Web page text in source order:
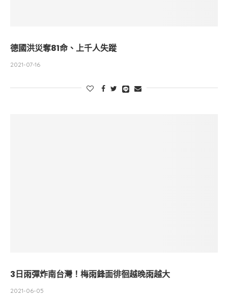
德國洪災奪81命、上千人失蹤
2021-07-16
3日雨彈炸南台灣！梅雨鋒面徘徊越晚雨越大
2021-06-05